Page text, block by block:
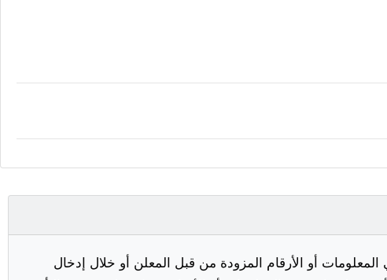
أو الأرقام المزودة من قبل المعلن أو خلال إدخال